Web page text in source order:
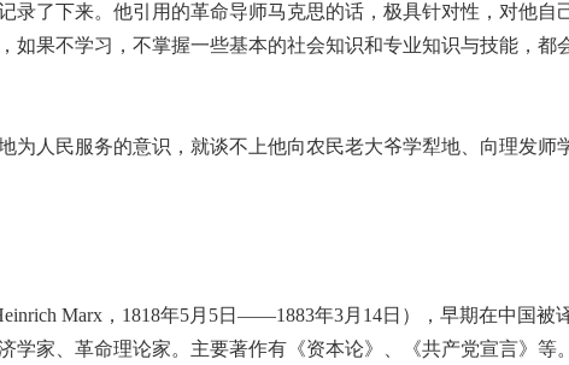
了下来。他引用的革命导师马克思的话，极具针对性，对他自
如果不学习，不掌握一些基本的社会知识和专业知识与技能，都
人民服务的意识，就谈不上他向农民老大爷学犁地、向理发师
Marx，1818年5月5日——1883年3月14日），早期在中国被
学家、革命理论家。主要著作有《资本论》、《共产党宣言》等